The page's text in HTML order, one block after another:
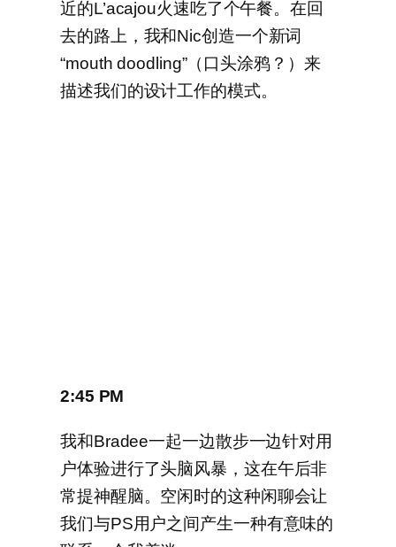
近的L’acajou火速吃了个午餐。在回
去的路上，我和Nic创造一个新词
“mouth doodling”（口头涂鸦？）来
描述我们的设计工作的模式。
2:45 PM
我和Bradee一起一边散步一边针对用
户体验进行了头脑风暴，这在午后非
常提神醒脑。空闲时的这种闲聊会让
我们与PS用户之间产生一种有意味的